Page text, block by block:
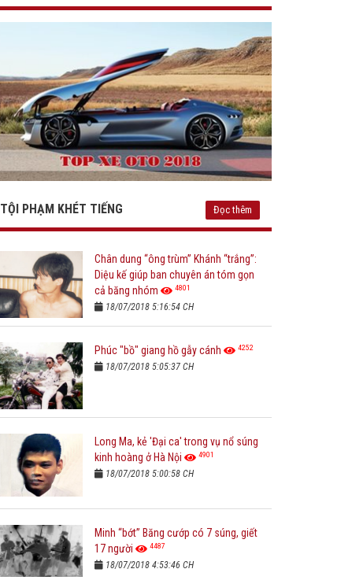
TỘI PHẠM KHÉT TIẾNG Đọc thêm
Chân dung “ông trùm” Khánh “trắng”:
Diệu kế giúp ban chuyên án tóm gọn
cả băng nhóm
4801
18/07/2018 5:16:54 CH
Phúc "bồ" giang hồ gẫy cánh 4252
18/07/2018 5:05:37 CH
Long Ma, kẻ 'Đại ca' trong vụ nổ súng
kinh hoàng ở Hà Nội
4901
18/07/2018 5:00:58 CH
Minh “bớt” Băng cướp có 7 súng, giết
17 người
4487
18/07/2018 4:53:46 CH